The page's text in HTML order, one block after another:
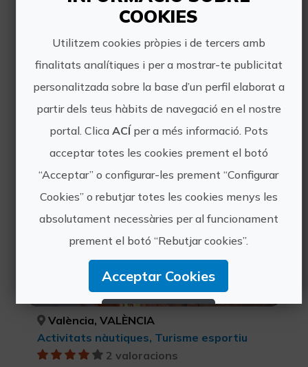
Experiències
pròximes
Posta de sol en catamarà des de
València
València, VALÈNCIA
Activitats nàutiques, Turisme esportiu
2 valoracions
COOKIES
Utilitzem cookies pròpies i de tercers amb
finalitats analítiques i per a mostrar-te publicitat
personalitzada sobre la base d’un perfil elaborat a
partir dels teus hàbits de navegació en el nostre
portal. Clica ACÍper a més informació. Pots
acceptar totes les cookies prement el botó
“Acceptar” o configurar-les prement “Configurar
Cookies” o rebutjar totes les cookies menys les
absolutament necessàries per al funcionament
prement el botó “Rebutjar cookies”.
Acceptar Cookies
Rebutjar Cookies
Configurar Cookies